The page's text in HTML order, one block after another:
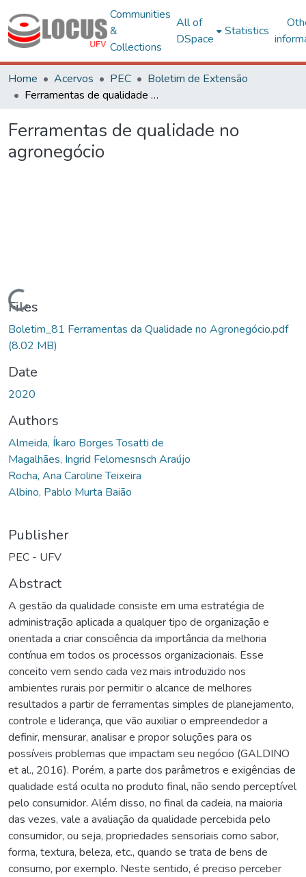
Communities
&
Collections
All of
DSpace
Statistics
Home Acervos PEC
Boletim de Extensão
Ferramentas de qualidade no agronegócio
Ferramentas de qualidade no
agronegócio
Loading...
Files
Boletim_81 Ferramentas da Qualidade no Agronegócio.pdf
(8.02 MB)
Date
2020
Authors
Almeida, Íkaro Borges Tosatti de
Magalhães, Ingrid Felomesnsch Araújo
Rocha, Ana Caroline Teixeira
Albino, Pablo Murta Baião
Publisher
PEC - UFV
Abstract
A gestão da qualidade consiste em uma estratégia de
administração aplicada a qualquer tipo de organização e
orientada a criar consciência da importância da melhoria
contínua em todos os processos organizacionais. Esse
conceito vem sendo cada vez mais introduzido nos
ambientes rurais por permitir o alcance de melhores
resultados a partir de ferramentas simples de planejamento,
controle e liderança, que vão auxiliar o empreendedor a
definir, mensurar, analisar e propor soluções para os
possíveis problemas que impactam seu negócio (GALDINO
et al., 2016). Porém, a parte dos parâmetros e exigências de
qualidade está oculta no produto final, não sendo perceptível
pelo consumidor. Além disso, no final da cadeia, na maioria
das vezes, vale a avaliação da qualidade percebida pelo
consumidor, ou seja, propriedades sensoriais como sabor,
forma, textura, beleza, etc., quando se trata de bens de
consumo, por exemplo. Neste sentido, é preciso perceber